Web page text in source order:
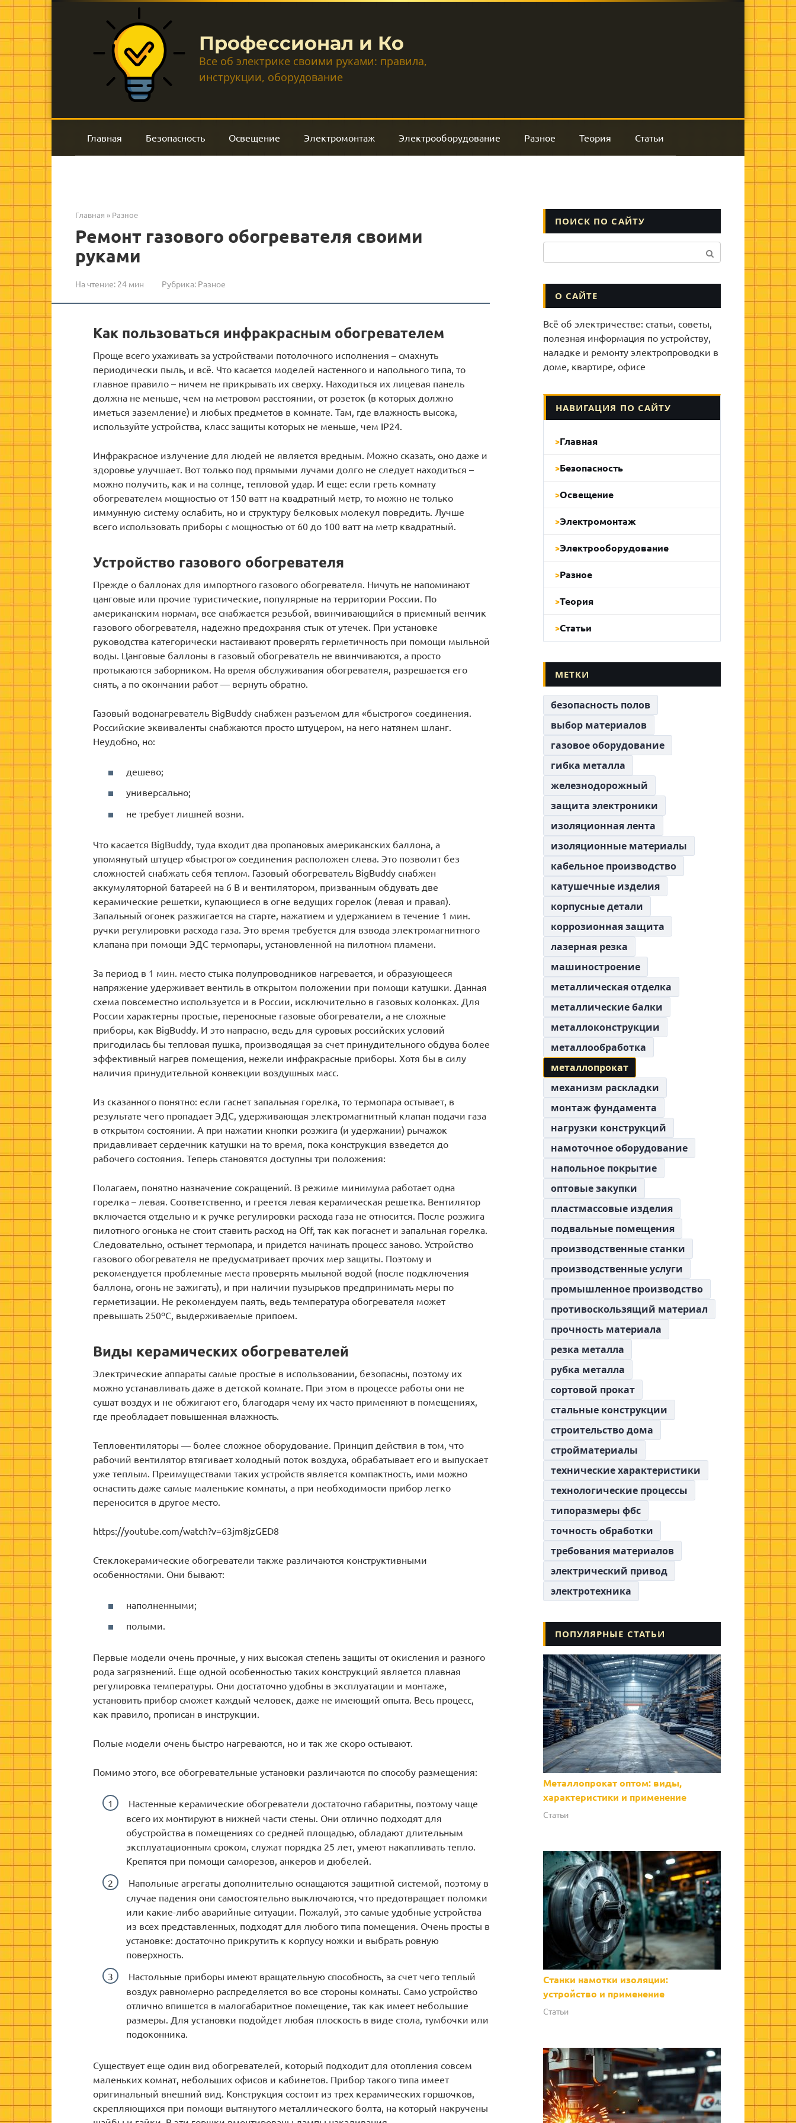
Перейти
к
контенту
Профессионал и Ко
Все об электрике своими руками: правила,
инструкции, оборудование
Главная Безопасность Освещение Электромонтаж Электрооборудование Разное Теория Статьи
Главная » Разное
Ремонт газового обогревателя своими
руками
На чтение: 24 мин Рубрика: Разное
Как пользоваться инфракрасным обогревателем
Проще всего ухаживать за устройствами потолочного исполнения – смахнуть
периодически пыль, и всё. Что касается моделей настенного и напольного типа, то
главное правило – ничем не прикрывать их сверху. Находиться их лицевая панель
должна не меньше, чем на метровом расстоянии, от розеток (в которых должно
иметься заземление) и любых предметов в комнате. Там, где влажность высока,
используйте устройства, класс защиты которых не меньше, чем IP24.
Инфракрасное излучение для людей не является вредным. Можно сказать, оно даже и
здоровье улучшает. Вот только под прямыми лучами долго не следует находиться –
можно получить, как и на солнце, тепловой удар. И еще: если греть комнату
обогревателем мощностью от 150 ватт на квадратный метр, то можно не только
иммунную систему ослабить, но и структуру белковых молекул повредить. Лучше
всего использовать приборы с мощностью от 60 до 100 ватт на метр квадратный.
Устройство газового обогревателя
Прежде о баллонах для импортного газового обогревателя. Ничуть не напоминают
цанговые или прочие туристические, популярные на территории России. По
американским нормам, все снабжается резьбой, ввинчивающийся в приемный венчик
газового обогревателя, надежно предохраняя стык от утечек. При установке
руководства категорически настаивают проверять герметичность при помощи мыльной
воды. Цанговые баллоны в газовый обогреватель не ввинчиваются, а просто
протыкаются заборником. На время обслуживания обогревателя, разрешается его
снять, а по окончании работ — вернуть обратно.
Газовый водонагреватель BigBuddy снабжен разъемом для «быстрого» соединения.
Российские эквиваленты снабжаются просто штуцером, на него натянем шланг.
Неудобно, но:
дешево;
универсально;
не требует лишней возни.
Что касается BigBuddy, туда входит два пропановых американских баллона, а
упомянутый штуцер «быстрого» соединения расположен слева. Это позволит без
сложностей снабжать себя теплом. Газовый обогреватель BigBuddy снабжен
аккумуляторной батареей на 6 В и вентилятором, призванным обдувать две
керамические решетки, купающиеся в огне ведущих горелок (левая и правая).
Запальный огонек разжигается на старте, нажатием и удержанием в течение 1 мин.
ручки регулировки расхода газа. Это время требуется для взвода электромагнитного
клапана при помощи ЭДС термопары, установленной на пилотном пламени.
За период в 1 мин. место стыка полупроводников нагревается, и образующееся
напряжение удерживает вентиль в открытом положении при помощи катушки. Данная
схема повсеместно используется и в России, исключительно в газовых колонках. Для
России характерны простые, переносные газовые обогреватели, а не сложные
приборы, как BigBuddy. И это напрасно, ведь для суровых российских условий
пригодилась бы тепловая пушка, производящая за счет принудительного обдува более
эффективный нагрев помещения, нежели инфракрасные приборы. Хотя бы в силу
наличия принудительной конвекции воздушных масс.
Из сказанного понятно: если гаснет запальная горелка, то термопара остывает, в
результате чего пропадает ЭДС, удерживающая электромагнитный клапан подачи газа
в открытом состоянии. А при нажатии кнопки розжига (и удержании) рычажок
придавливает сердечник катушки на то время, пока конструкция взведется до
рабочего состояния. Теперь становятся доступны три положения:
Полагаем, понятно назначение сокращений. В режиме минимума работает одна
горелка – левая. Соответственно, и греется левая керамическая решетка. Вентилятор
включается отдельно и к ручке регулировки расхода газа не относится. После розжига
пилотного огонька не стоит ставить расход на Off, так как погаснет и запальная горелка.
Следовательно, остынет термопара, и придется начинать процесс заново. Устройство
газового обогревателя не предусматривает прочих мер защиты. Поэтому и
рекомендуется проблемные места проверять мыльной водой (после подключения
баллона, огонь не зажигать), и при наличии пузырьков предпринимать меры по
герметизации. Не рекомендуем паять, ведь температура обогревателя может
превышать 250ºС, выдерживаемые припоем.
Виды керамических обогревателей
Электрические аппараты самые простые в использовании, безопасны, поэтому их
можно устанавливать даже в детской комнате. При этом в процессе работы они не
сушат воздух и не обжигают его, благодаря чему их часто применяют в помещениях,
где преобладает повышенная влажность.
Тепловентиляторы — более сложное оборудование. Принцип действия в том, что
рабочий вентилятор втягивает холодный поток воздуха, обрабатывает его и выпускает
уже теплым. Преимуществами таких устройств является компактность, ими можно
оснастить даже самые маленькие комнаты, а при необходимости прибор легко
переносится в другое место.
https://youtube.com/watch?v=63jm8jzGED8
Стеклокерамические обогреватели также различаются конструктивными
особенностями. Они бывают:
наполненными;
полыми.
Первые модели очень прочные, у них высокая степень защиты от окисления и разного
рода загрязнений. Еще одной особенностью таких конструкций является плавная
регулировка температуры. Они достаточно удобны в эксплуатации и монтаже,
установить прибор сможет каждый человек, даже не имеющий опыта. Весь процесс,
как правило, прописан в инструкции.
Полые модели очень быстро нагреваются, но и так же скоро остывают.
Помимо этого, все обогревательные установки различаются по способу размещения:
Настенные керамические обогреватели достаточно габаритны, поэтому чаще
всего их монтируют в нижней части стены. Они отлично подходят для
обустройства в помещениях со средней площадью, обладают длительным
эксплуатационным сроком, служат порядка 25 лет, умеют накапливать тепло.
Крепятся при помощи саморезов, анкеров и дюбелей.
Напольные агрегаты дополнительно оснащаются защитной системой, поэтому в
случае падения они самостоятельно выключаются, что предотвращает поломки
или какие-либо аварийные ситуации. Пожалуй, это самые удобные устройства
из всех представленных, подходят для любого типа помещения. Очень просты в
установке: достаточно прикрутить к корпусу ножки и выбрать ровную
поверхность.
Настольные приборы имеют вращательную способность, за счет чего теплый
воздух равномерно распределяется во все стороны комнаты. Само устройство
отлично впишется в малогабаритное помещение, так как имеет небольшие
размеры. Для установки подойдет любая плоскость в виде стола, тумбочки или
подоконника.
Существует еще один вид обогревателей, который подходит для отопления совсем
маленьких комнат, небольших офисов и кабинетов. Прибор такого типа имеет
оригинальный внешний вид. Конструкция состоит из трех керамических горшочков,
скрепляющихся при помощи вытянутого металлического болта, на который накручены
ПОИСК ПО САЙТУ
О САЙТЕ
Всё об электричестве: статьи, советы,
полезная информация по устройству,
наладке и ремонту электропроводки в
доме, квартире, офисе
НАВИГАЦИЯ ПО САЙТУ
Главная
Безопасность
Освещение
Электромонтаж
Электрооборудование
Разное
Теория
Статьи
МЕТКИ
безопасность полов
выбор материалов
газовое оборудование
гибка металла
железнодорожный
защита электроники
изоляционная лента
изоляционные материалы
кабельное производство
катушечные изделия
корпусные детали
коррозионная защита
лазерная резка
машиностроение
металлическая отделка
металлические балки
металлоконструкции
металлообработка
металлопрокат
механизм раскладки
монтаж фундамента
нагрузки конструкций
намоточное оборудование
напольное покрытие
оптовые закупки
пластмассовые изделия
подвальные помещения
производственные станки
производственные услуги
промышленное производство
противоскользящий материал
прочность материала
резка металла
рубка металла
сортовой прокат
стальные конструкции
строительство дома
стройматериалы
технические характеристики
технологические процессы
типоразмеры фбс
точность обработки
требования материалов
электрический привод
электротехника
ПОПУЛЯРНЫЕ СТАТЬИ
Металлопрокат оптом: виды,
характеристики и применение
Статьи
Станки намотки изоляции:
устройство и применение
Статьи